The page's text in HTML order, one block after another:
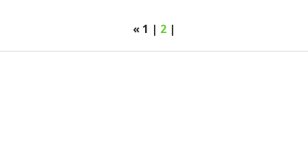
« 1 | 2 |